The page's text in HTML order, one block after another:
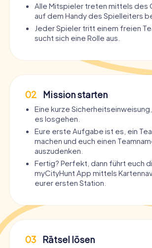
Alle Mitspieler treten mittels des
auf dem Handy des Spielleiters
Jeder Spieler tritt einem freien
sucht sich eine Rolle aus.
02 Mission starten
Eine kurze Sicherheitseinweisung,
es losgehen.
Eure erste Aufgabe ist es, ein
machen und euch einen
auszudenken.
Fertig? Perfekt, dann führt euch
myCityHunt App mittels
eurer ersten Station.
03 Rätsel lösen